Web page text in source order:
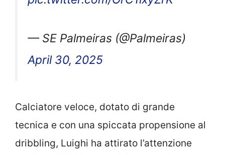
— SE Palmeiras (@Palmeiras)
April 30, 2025
Calciatore veloce, dotato di grande
tecnica e con una spiccata propensione al
dribbling, Luighi ha attirato l’attenzione